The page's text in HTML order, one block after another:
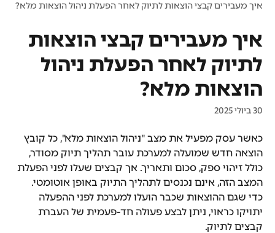
איך מעבירים קבצי הוצאות לתיוק לאחר הפעלת ניהול הוצאות מלא?
איך מעבירים קבצי הוצאות
לתיוק לאחר הפעלת ניהול
הוצאות מלא?
30 ביולי 2025
כאשר עסק מפעיל את מצב "ניהול הוצאות מלא", כל קובץ
הוצאה חדש שמועלה למערכת עובר תהליך תיוק מסודר,
כולל זיהוי ספק, סכום ותאריך. אך קבצים שעלו לפני הפעלת
המצב הזה, אינם נכנסים לתהליך התיוק באופן אוטומטי.
כדי שגם ההוצאות שכבר הועלו למערכת לפני ההפעלה
יתויקו כראוי, ניתן לבצע פעולה חד-פעמית של העברת
קבצים לתיוק.